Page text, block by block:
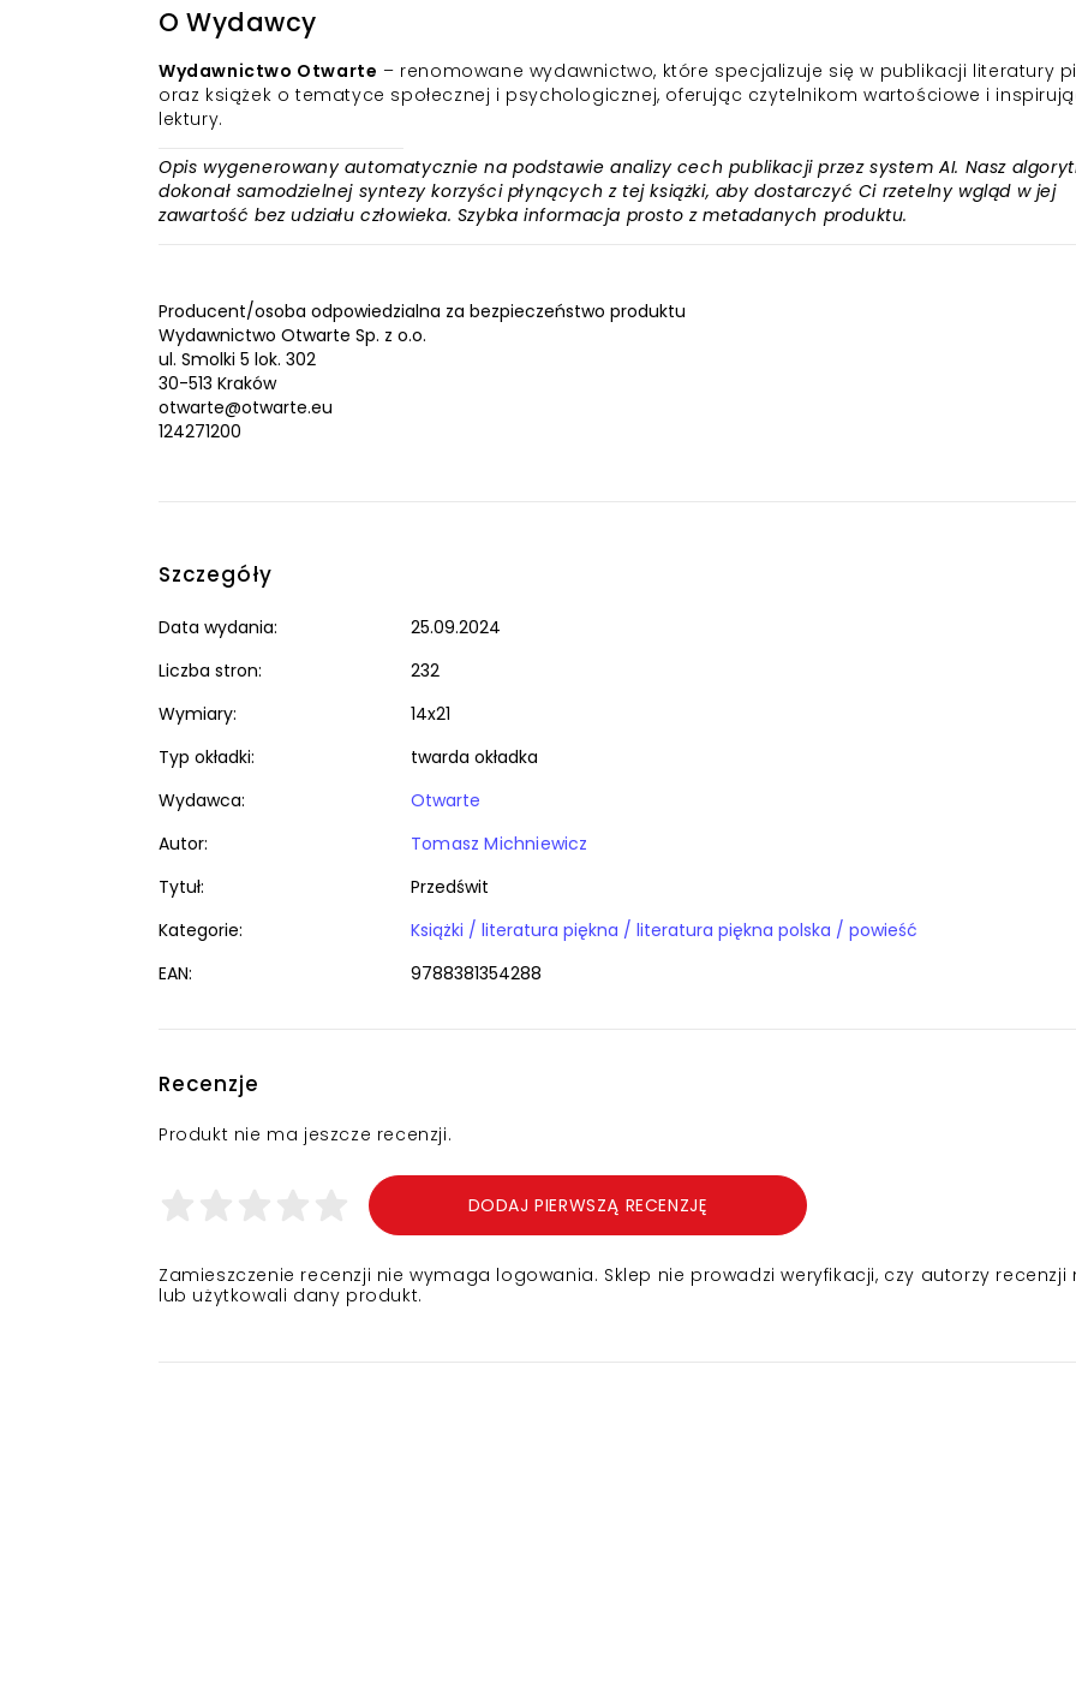
O Wydawcy
Wydawnictwo Otwarte – renomowane wydawnictwo, które specjalizuje się w publikacji literatury
oraz książek o tematyce społecznej i psychologicznej, oferując czytelnikom wartościowe i
lektury.
Opis wygenerowany automatycznie na podstawie analizy cech publikacji przez system AI. Nasz
dokonał samodzielnej syntezy korzyści płynących z tej książki, aby dostarczyć Ci rzetelny wgląd w jej
zawartość bez udziału człowieka. Szybka informacja prosto z metadanych produktu.
Producent/osoba odpowiedzialna za bezpieczeństwo produktu
Wydawnictwo Otwarte Sp. z o.o.
ul. Smolki 5 lok. 302
30-513 Kraków
otwarte@otwarte.eu
124271200
Szczegóły
Data wydania:
25.09.2024
Liczba stron:
232
Wymiary:
14x21
Typ okładki:
twarda okładka
Wydawca:
Otwarte
Autor:
Tomasz Michniewicz
Tytuł:
Przedświt
Kategorie:
Książki / literatura piękna / literatura piękna polska / powieść
EAN:
9788381354288
Recenzje
Produkt nie ma jeszcze recenzji.
DODAJ PIERWSZĄ RECENZJĘ
Zamieszczenie recenzji nie wymaga logowania. Sklep nie prowadzi weryfikacji, czy autorzy recenzji
lub użytkowali dany produkt.